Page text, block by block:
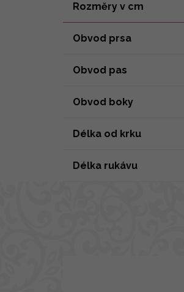
Rozměry v cm
Obvod prsa
Obvod pas
Obvod boky
Délka od krku
Délka rukávu